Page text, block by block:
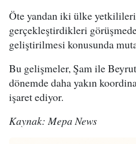
Öte yandan iki ülke
gerçekleştirdikleri
geliştirilmesi konusunda
Bu gelişmeler, Şam ile
dönemde daha yakın
işaret ediyor.
Kaynak: Mepa News